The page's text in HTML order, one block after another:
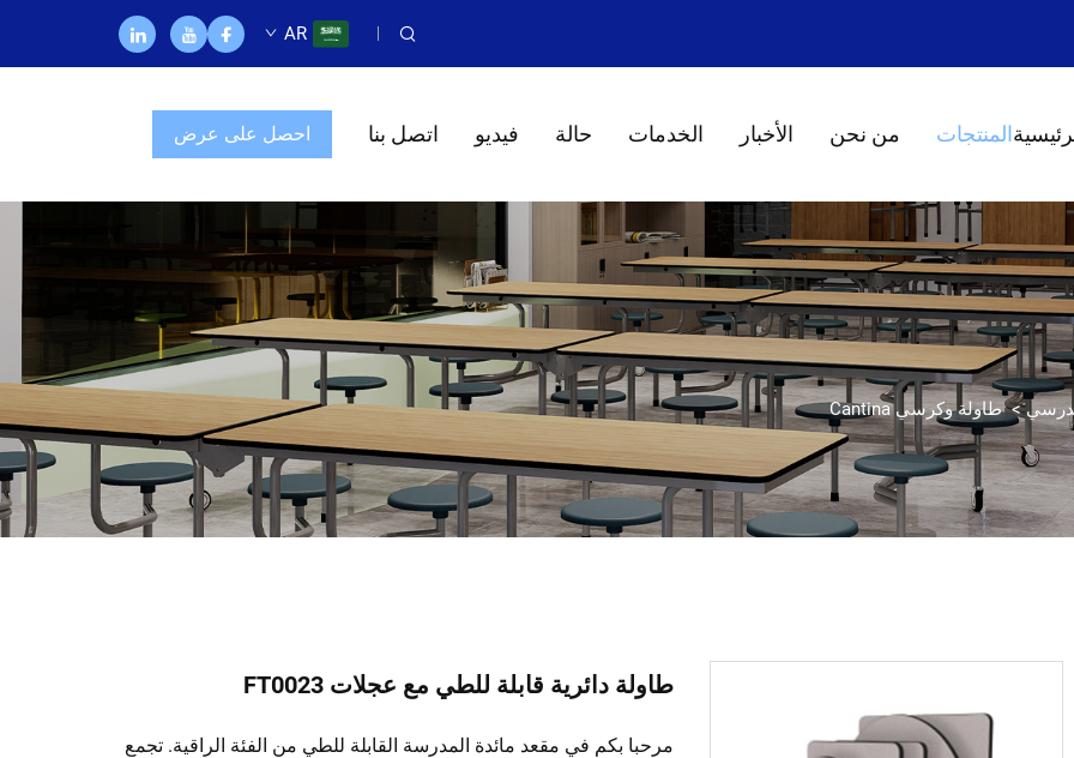
AR
المنتجات من نحن الأخبار الخدمات حالة فيديو اتصل بنا احصل على عرض
>طاولة وكرسي Cantina
طاولة دائرية قابلة للطي مع عجلات FT0023
مرحبا بكم في مقعد مائدة المدرسة القابلة للطي من الفئة الراقية. تجمع